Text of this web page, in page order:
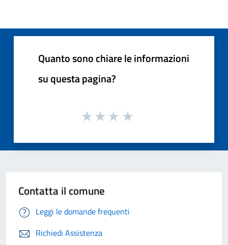
Quanto sono chiare le informazioni
su questa pagina?
Contatta il comune
Leggi le domande frequenti
Richiedi Assistenza